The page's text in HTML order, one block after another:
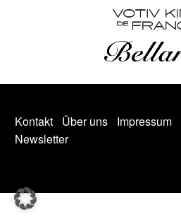
Kontakt Über uns Impressum
Newsletter